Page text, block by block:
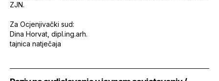
ZJN.
Za Ocjenjivački sud:
Dina Horvat, dipl.ing.arh.
tajnica natječaja